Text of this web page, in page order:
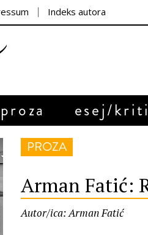
Indeks autora
proza esej/
PROZA
Arman Fatić:
Autor/ica: Arman Fatić